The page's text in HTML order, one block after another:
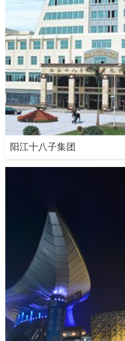
阳江十八子集团